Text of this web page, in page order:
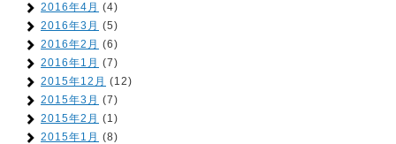
2016年4月 (4)
2016年3月 (5)
2016年2月 (6)
2016年1月 (7)
2015年12月 (12)
2015年3月 (7)
2015年2月 (1)
2015年1月 (8)